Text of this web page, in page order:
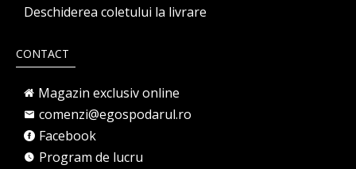
Deschiderea coletului la livrare
CONTACT
Magazin exclusiv online
comenzi@egospodarul.ro
Facebook
Program de lucru